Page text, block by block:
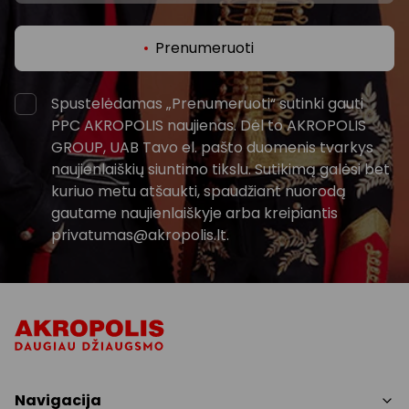
Prenumeruoti
Spustelėdamas „Prenumeruoti“ sutinki gauti
PPC AKROPOLIS naujienas. Dėl to AKROPOLIS
GROUP, UAB Tavo el. pašto duomenis tvarkys
naujienlaiškių siuntimo tikslu. Sutikimą galėsi bet
kuriuo metu atšaukti, spaudžiant nuorodą
gautame naujienlaiškyje arba kreipiantis
privatumas@akropolis.lt.
Navigacija